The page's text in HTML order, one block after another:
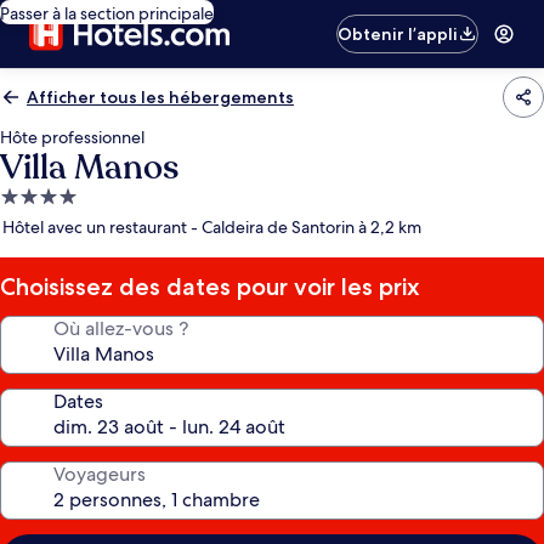
Passer à la section principale
Obtenir l’appli
Afficher tous les hébergements
Hôte professionnel
Villa Manos
Hébergement
4.0 étoiles
Hôtel avec un restaurant - Caldeira de Santorin à 2,2 km
Choisissez des dates pour voir les prix
Où allez-vous ?
Dates
Voyageurs